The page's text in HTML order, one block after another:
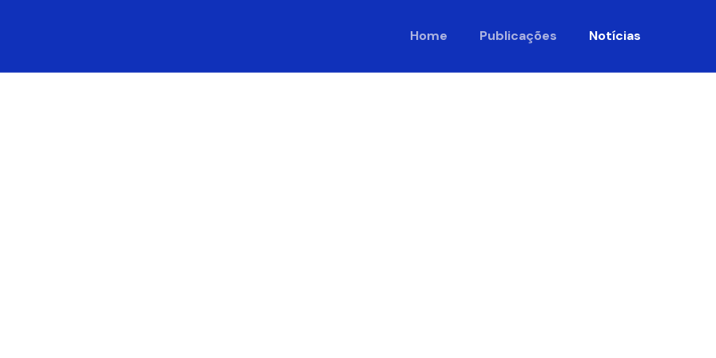
Home Publicações Notícias